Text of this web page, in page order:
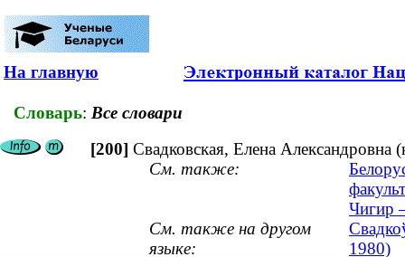
На главную
Словарь: Все словари
[200] Свадковская, Елена Александровна
См. также:
Чигир
См. также на другом
языке:
1980)